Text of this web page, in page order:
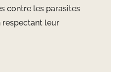
contre les parasites
respectant leur